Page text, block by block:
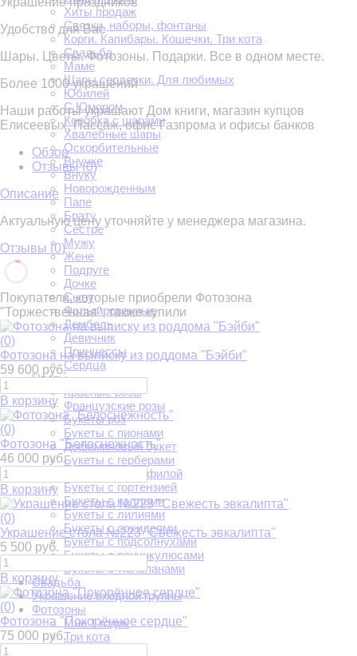
Хиты продаж
Связки, наборы, фонтаны
Корги. Капибары. Кошечки. Три кота
Свадьба
Маме
Шары сердечки. Для любимых
Юбилей
С Юмором
Коробка с шарами
Хвалебные шары
Оскорбительные
Внучке
Внуку
Новорожденным
Папе
Брату
Сестре
Мужу
Жене
Подруге
Дочке
Сыну
Фольгированные
Дембель
Девичник
Принцессы
Сердца
Цветы
Красные розы
Французские розы
Букеты роз
Букеты с пионами
Дофаминовый букет
Букеты с герберами
Букеты с гипсофилой
Букеты с гортензией
Букеты с каллами
Букеты с лилиями
Букеты с орхидеями
Букеты с подсолнухами
Букеты с ранункулюсами
Букеты с тюльпанами
Свадьба
Украшение входной группы
Фотозоны
Мне 1 годик
Три кота
Удобство для Вас
Шары. Цветы. Фотозоны. Подарки. Все в одном месте.
Более 1000 украшений
Наши работы украшают Дом книги, магазин купцов
Елисеевых, Пассаж, офис Газпрома и офисы банков
Обзор
Отзывы (0)
Описание
Актуальную цену уточняйте у менеджера магазина.
Отзывы (0)
Покупатели, которые приобрели Фотозона
"Торжественная", также купили
(0)
Фотозона на выписку из роддома "Бэйби"
59 600 руб.
В корзину
(0)
Фотозона "Белоснежность"
46 000 руб.
В корзину
(0)
Украшение стола №223 "Свежесть эвкалипта"
5 500 руб.
В корзину
(0)
Фотозона "Покорённое сердце"
75 000 руб.